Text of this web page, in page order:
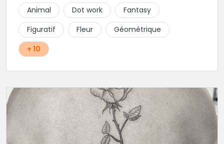
Animal Dot work
Fantasy
Figuratif
Fleur
Géométrique
+ 10